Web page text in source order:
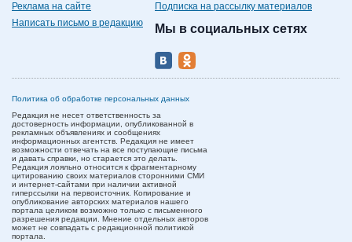
Реклама на сайте
Написать письмо в редакцию
Подписка на рассылку материалов
Мы в социальных сетях
Политика об обработке персональных данных
Редакция не несет ответственность за
достоверность информации, опубликованной в
рекламных объявлениях и сообщениях
информационных агентств. Редакция не имеет
возможности отвечать на все поступающие письма
и давать справки, но старается это делать.
Редакция лояльно относится к фрагментарному
цитированию своих материалов сторонними СМИ
и интернет-сайтами при наличии активной
гиперссылки на первоисточник. Копирование и
опубликование авторских материалов нашего
портала целиком возможно только с письменного
разрешения редакции. Мнение отдельных авторов
может не совпадать с редакционной политикой
портала.